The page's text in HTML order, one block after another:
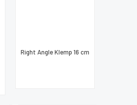
Right Angle Klemp 16 cm